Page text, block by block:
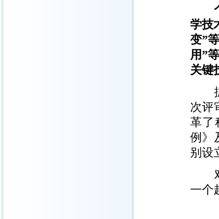
学技
变”
用”
关键
据
次评
革了
例》
别设
对
一个